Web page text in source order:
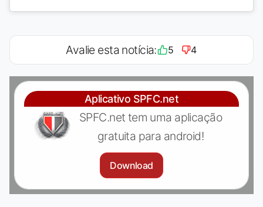
Avalie esta notícia: 5 4
Aplicativo SPFC.net
SPFC.net tem uma aplicação
gratuita para android!
Download